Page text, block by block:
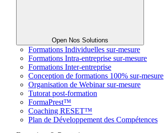
Open Nos Solutions
Formations Individuelles sur-mesure
Formations Intra-entreprise sur-mesure
Formations Inter-entreprise
Conception de formations 100% sur-mesure
Organisation de Webinar sur-mesure
Tutorat post-formation
FormaPrest™
Coaching RESET™
Plan de Développement des Compétences